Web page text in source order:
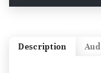
Description